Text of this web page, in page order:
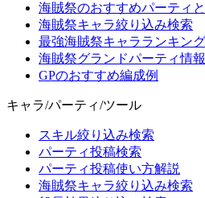
海賊祭のおすすめパーティ
海賊祭キャラ絞り込み検索
最強海賊祭キャラランキング
海賊祭グランドパーティ情報
GPのおすすめ編成例
キャラ/パーティ/ツール
スキル絞り込み検索
パーティ投稿検索
パーティ投稿使い方解説
海賊祭キャラ絞り込み検索